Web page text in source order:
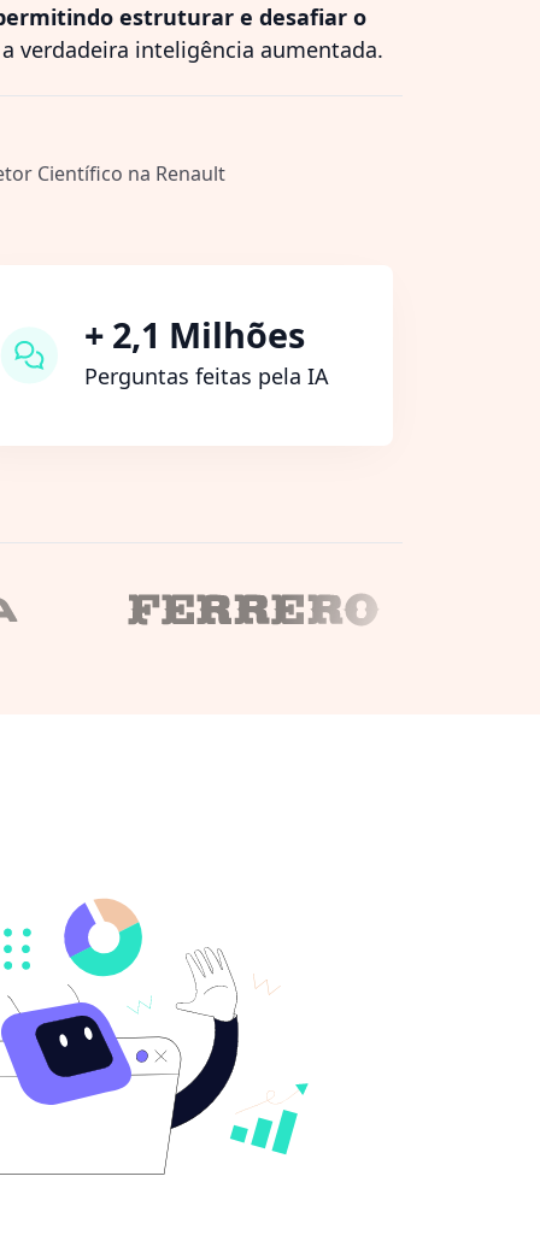
estruturar e desafiar o
verdadeira inteligência aumentada.
Científico na Renault
+ 2,1 Milhões
Perguntas feitas pela IA